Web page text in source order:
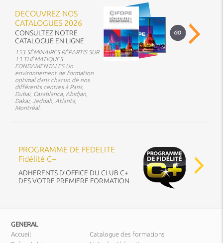
DECOUVREZ NOS
CATALOGUES 2026
CONSULTEZ NOTRE
CATALOGUE EN LIGNE
153 SÉMINAIRES RÉPARTIS SUR
13 THÉMATIQUES
FONDAMENTALES.Un
environnement de formation
optimal dans chacun de nos
différents centres à Paris,
Dubaï, Casablanca, Abidjan,
Dakar, Jeddah, Atlanta,
Montréal.
PROGRAMME DE FEDELITE
Fidélité C+
ADHERENTS D’OFFICE DU CLUB C+
DES VOTRE PREMIERE FORMATION
GENERAL
Accueil
Catalogue des formations